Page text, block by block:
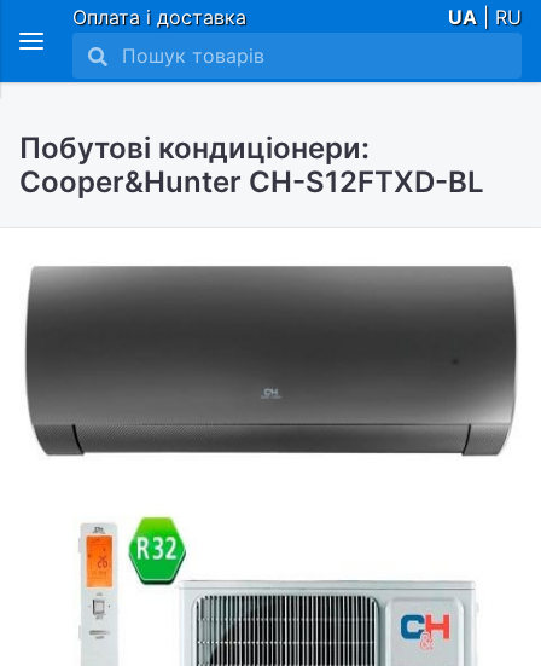
Оплата і доставка UA | RU
Побутові кондиціонери:
Cooper&Hunter CH-S12FTXD-BL